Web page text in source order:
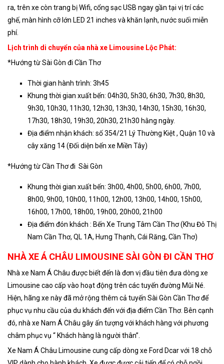
ra, trên xe còn trang bị Wifi, cổng sạc USB ngay gần tại vị trí các
ghế, màn hình cỡ lớn LED 21 inches và khăn lạnh, nước suối miễn
phí.
Lịch trình di chuyển của nhà xe Limousine Lộc Phát:
*Hướng từ Sài Gòn đi Cần Thơ
Thời gian hành trình: 3h45
Khung thời gian xuất bến: 04h30, 5h30, 6h30, 7h30, 8h30,
9h30, 10h30, 11h30, 12h30, 13h30, 14h30, 15h30, 16h30,
17h30, 18h30, 19h30, 20h30, 21h30 hằng ngày.
Địa điểm nhận khách: số 354/21 Lý Thường Kiệt , Quận 10 và
cây xăng 14 (Đối diện bến xe Miền Tây)
*Hướng từ Cần Thơ đi Sài Gòn
Khung thời gian xuất bến: 3h00, 4h00, 5h00, 6h00, 7h00,
8h00, 9h00, 10h00, 11h00, 12h00, 13h00, 14h00, 15h00,
16h00, 17h00, 18h00, 19h00, 20h00, 21h00
Địa điểm đón khách : Bến Xe Trung Tâm Cần Thơ (Khu Đô Thị
Nam Cần Thơ, QL 1A, Hưng Thạnh, Cái Răng, Cần Thơ)
NHÀ XE Á CHÂU LIMOUSINE SÀI GÒN ĐI CẦN THƠ
Nhà xe Nam Á Châu được biết đến là đơn vị đầu tiên đưa dòng xe
Limousine cao cấp vào hoạt động trên các tuyến đường Mũi Né.
Hiện, hãng xe này đã mở rộng thêm cả tuyến Sài Gòn Cần Thơ để
phục vụ nhu cầu của du khách đến với địa điểm Cần Thơ. Bên cạnh
đó, nhà xe Nam Á Châu gây ấn tượng với khách hàng với phương
châm phục vụ “ Khách hàng là người thân”.
Xe Nam Á Châu Limousine cung cấp dòng xe Ford Dcar với 18 chỗ